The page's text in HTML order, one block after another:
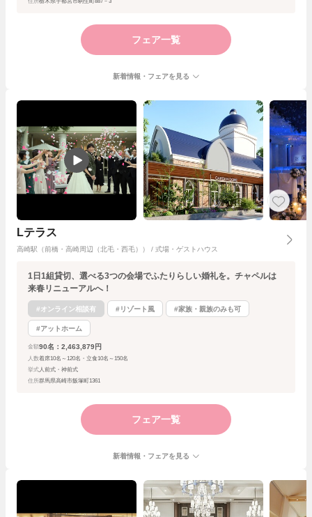
フェア一覧
新着情報・フェアを見る
Lテラス
高崎駅（前橋・高崎周辺（北毛・西毛）） / 式場・ゲストハウス
1日1組貸切、選べる3つの会場でふたりらしい婚礼を。チャペルは
来春リニューアルへ！
#オンライン相談有 #リゾート風 #家族・親族のみも可
#アットホーム
金額90名：2,463,879円
人数着席10名～120名・立食10名～150名
挙式人前式・神前式
住所群馬県高崎市飯塚町1361
フェア一覧
新着情報・フェアを見る